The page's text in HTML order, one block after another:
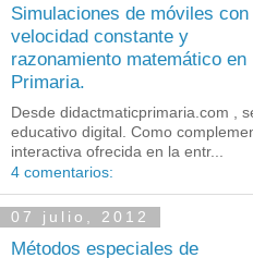
Simulaciones de móviles con
velocidad constante y
razonamiento matemático en
Primaria.
Desde didactmaticprimaria.com ,
educativo digital. Como
interactiva ofrecida en la entr...
4 comentarios:
07 julio, 2012
Métodos especiales de